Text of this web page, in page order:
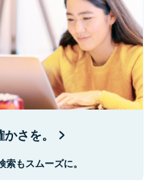
さを。
もスムーズに。